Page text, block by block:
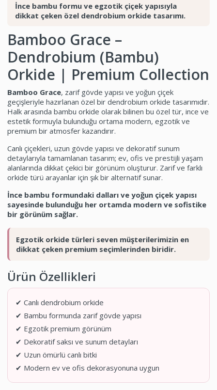
İnce bambu formu ve egzotik çiçek yapısıyla
dikkat çeken özel dendrobium orkide tasarımı.
Bamboo Grace –
Dendrobium (Bambu)
Orkide | Premium Collection
Bamboo Grace, zarif gövde yapısı ve yoğun çiçek
geçişleriyle hazırlanan özel bir dendrobium orkide tasarımıdır.
Halk arasında bambu orkide olarak bilinen bu özel tür, ince ve
estetik formuyla bulunduğu ortama modern, egzotik ve
premium bir atmosfer kazandırır.
Canlı çiçekleri, uzun gövde yapısı ve dekoratif sunum
detaylarıyla tamamlanan tasarım; ev, ofis ve prestijli yaşam
alanlarında dikkat çekici bir görünüm oluşturur. Zarif ve farklı
orkide türü arayanlar için şık bir alternatif sunar.
İnce bambu formundaki dalları ve yoğun çiçek yapısı
sayesinde bulunduğu her ortamda modern ve sofistike
bir görünüm sağlar.
Egzotik orkide türleri seven müşterilerimizin en
dikkat çeken premium seçimlerinden biridir.
Ürün Özellikleri
✔ Canlı dendrobium orkide
✔ Bambu formunda zarif gövde yapısı
✔ Egzotik premium görünüm
✔ Dekoratif saksı ve sunum detayları
✔ Uzun ömürlü canlı bitki
✔ Modern ev ve ofis dekorasyonuna uygun